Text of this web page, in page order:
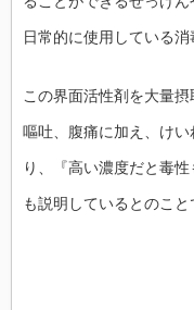
日常的に使用している消
この界面活性剤を大量
嘔吐、腹痛に加え、け
り、『高い濃度だと毒
も説明しているとのこと